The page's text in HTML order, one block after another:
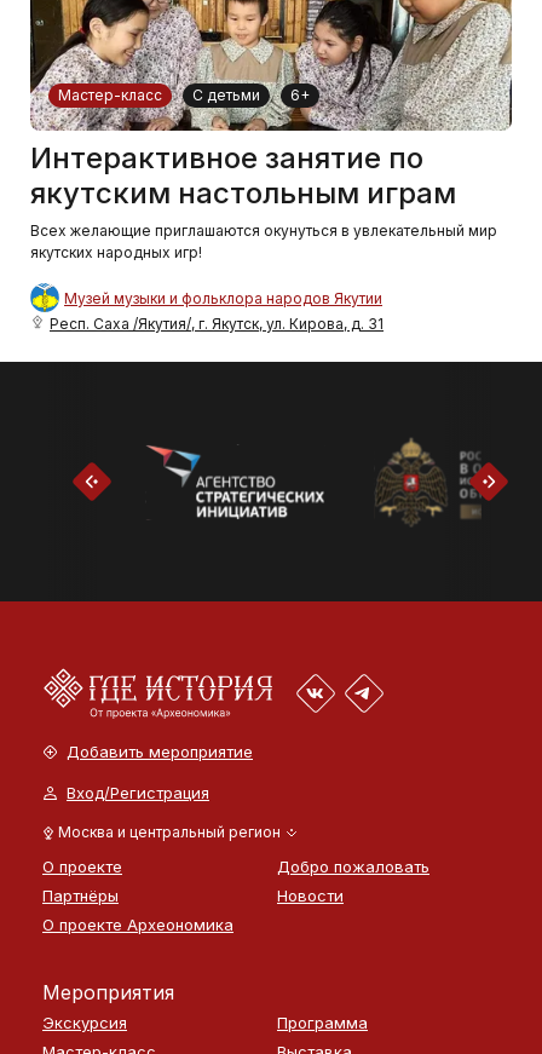
Мастер-класс С детьми 6+
Интерактивное занятие по
якутским настольным играм
Всех желающие приглашаются окунуться в увлекательный мир
якутских народных игр!
Музей музыки и фольклора народов Якутии
Респ. Саха /Якутия/, г. Якутск, ул. Кирова, д. 31
Добавить мероприятие
Вход/Регистрация
Москва и центральный регион
О проекте
Добро пожаловать
Партнёры
Новости
О проекте Археономика
Мероприятия
Экскурсия
Программа